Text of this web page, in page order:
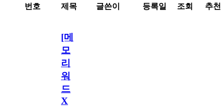
번호 제목 글쓴이 등록일 조회 추천
[메
모
리
워
드
X